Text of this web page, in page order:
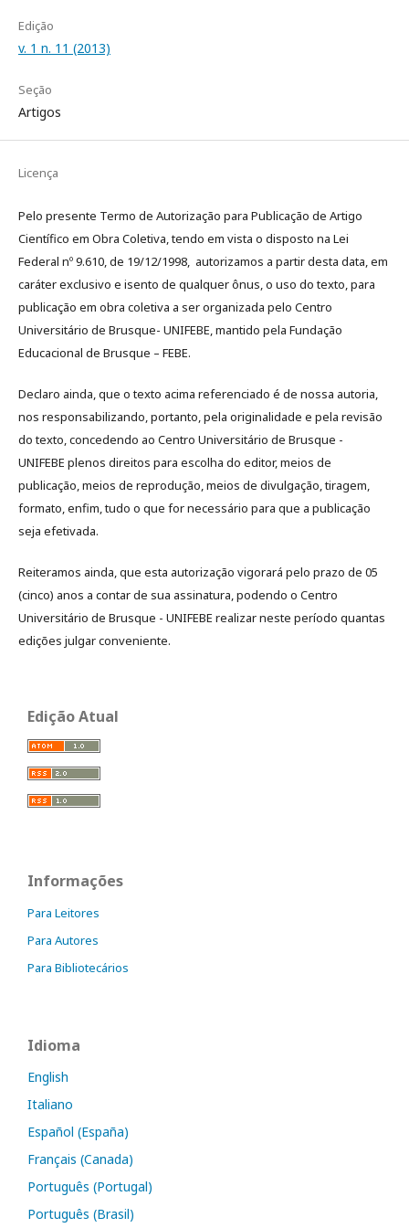
Edição
v. 1 n. 11 (2013)
Seção
Artigos
Licença
Pelo presente Termo de Autorização para Publicação de Artigo
Científico em Obra Coletiva, tendo em vista o disposto na Lei
Federal nº 9.610, de 19/12/1998, autorizamos a partir desta data, em
caráter exclusivo e isento de qualquer ônus, o uso do texto, para
publicação em obra coletiva a ser organizada pelo Centro
Universitário de Brusque- UNIFEBE, mantido pela Fundação
Educacional de Brusque – FEBE.
Declaro ainda, que o texto acima referenciado é de nossa autoria,
nos responsabilizando, portanto, pela originalidade e pela revisão
do texto, concedendo ao Centro Universitário de Brusque -
UNIFEBE plenos direitos para escolha do editor, meios de
publicação, meios de reprodução, meios de divulgação, tiragem,
formato, enfim, tudo o que for necessário para que a publicação
seja efetivada.
Reiteramos ainda, que esta autorização vigorará pelo prazo de 05
(cinco) anos a contar de sua assinatura, podendo o Centro
Universitário de Brusque - UNIFEBE realizar neste período quantas
edições julgar conveniente.
Edição Atual
Informações
Para Leitores
Para Autores
Para Bibliotecários
Idioma
English
Italiano
Español (España)
Français (Canada)
Português (Portugal)
Português (Brasil)